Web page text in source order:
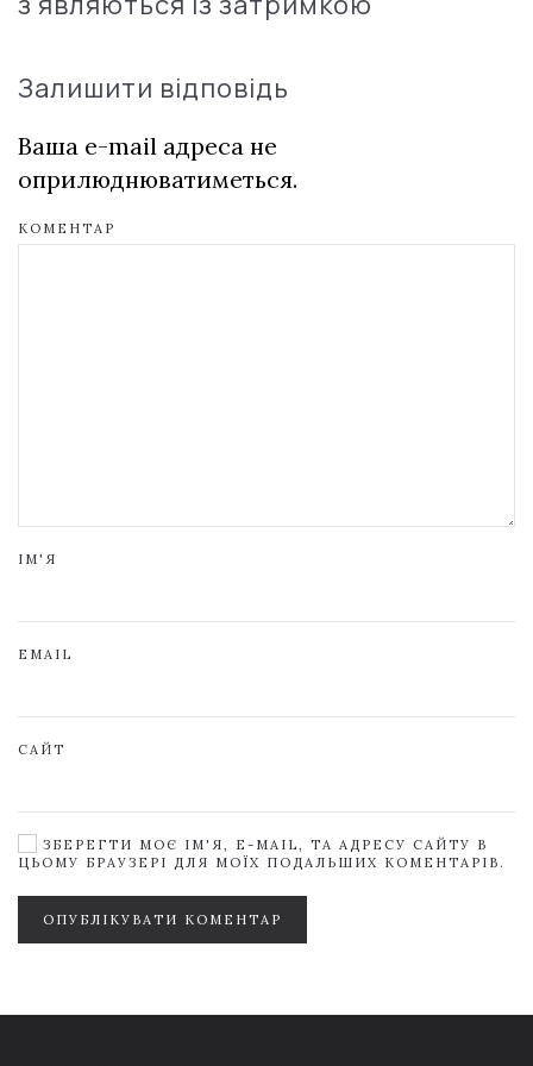
Залишити відповідь
Ваша e-mail адреса не
оприлюднюватиметься.
КОМЕНТАР
ІМ'Я
EMAIL
САЙТ
ЗБЕРЕГТИ МОЄ ІМ'Я, E-MAIL, ТА АДРЕСУ САЙТУ В
ЦЬОМУ БРАУЗЕРІ ДЛЯ МОЇХ ПОДАЛЬШИХ КОМЕНТАРІВ.
ОПУБЛІКУВАТИ КОМЕНТАР